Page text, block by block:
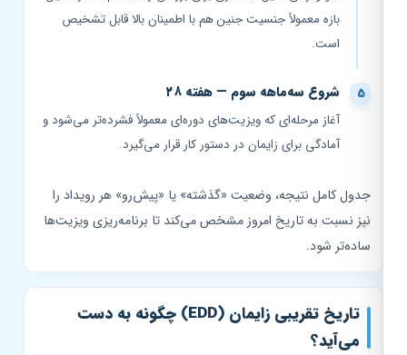
بازه معمولاً جنسیت جنین هم با اطمینان بالا قابل تشخیص
است.
شروع سه‌ماهه سوم — هفته ۲۸
آغاز مرحله‌ای که ویزیت‌های دوره‌ای معمولاً فشرده‌تر می‌شود و
آمادگی برای زایمان در دستور کار قرار می‌گیرد.
جدول کامل نتیجه، وضعیت «گذشته» یا «پیش‌رو» هر رویداد را
نیز نسبت به تاریخ امروز مشخص می‌کند تا برنامه‌ریزی ویزیت‌ها
ساده‌تر شود.
تاریخ تقریبی زایمان (EDD) چگونه به دست
می‌آید؟